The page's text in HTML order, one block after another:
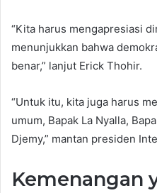
“Kita harus mengapresiasi
menunjukkan bahwa
benar,” lanjut Erick Thohir.
“Untuk itu, kita juga harus
umum, Bapak La Nyalla,
Djemy,” mantan presiden
Kemenangan